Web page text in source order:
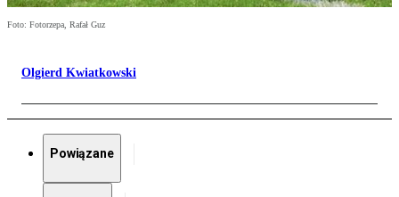
Foto: Fotorzepa, Rafał Guz
Olgierd Kwiatkowski
Powiązane